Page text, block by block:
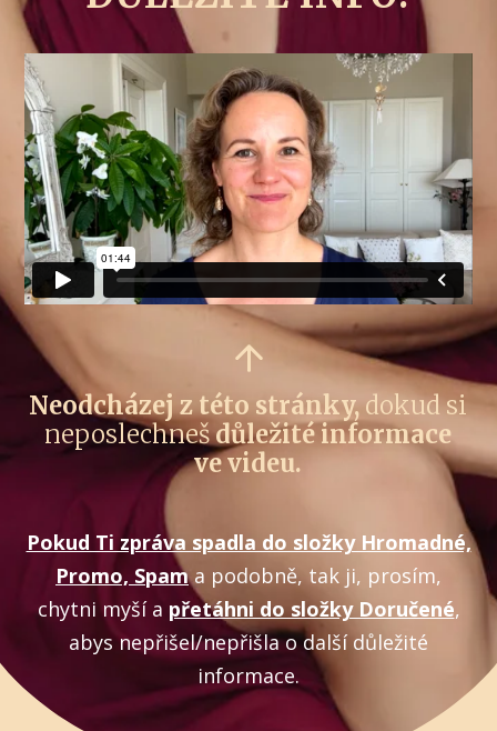
Neodcházej z této stránky, dokud si
neposlechnešdůležité informace
ve videu.
Pokud Ti zpráva spadla do složky Hromadné,
Promo, Spama podobně, tak ji, prosím,
chytni myší a přetáhni do složky Doručené,
abys nepřišel/nepřišla o další důležité
informace.